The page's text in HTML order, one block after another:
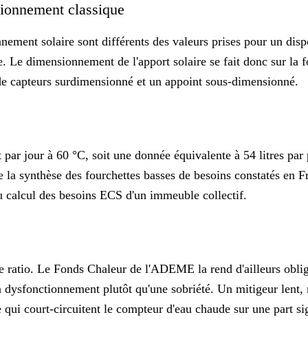
classique
solaire sont différents des valeurs prises pour un
dimensionnement de l'apport solaire se fait donc sur la
surdimensionné et un appoint sous-dimensionné.
jour à 60 °C, soit une donnée équivalente à 54 litres
synthèse des fourchettes basses de besoins constatés
calcul des besoins ECS d'un immeuble collectif.
ratio. Le Fonds Chaleur de l'ADEME la rend d'ailleurs
dysfonctionnement plutôt qu'une sobriété. Un mitigeur
court-circuitent le compteur d'eau chaude sur une part